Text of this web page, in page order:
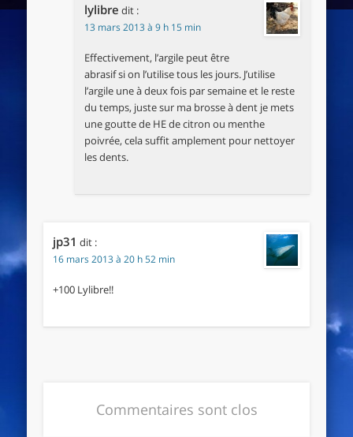
lylibre dit :
13 mars 2013 à 9 h 15 min
Effectivement, l’argile peut être
abrasif si on l’utilise tous les jours. J’utilise
l’argile une à deux fois par semaine et le reste
du temps, juste sur ma brosse à dent je mets
une goutte de HE de citron ou menthe
poivrée, cela suffit amplement pour nettoyer
les dents.
jp31 dit :
16 mars 2013 à 20 h 52 min
+100 Lylibre!!
Commentaires sont clos